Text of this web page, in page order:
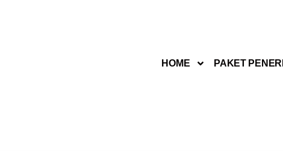
HOME PAKET